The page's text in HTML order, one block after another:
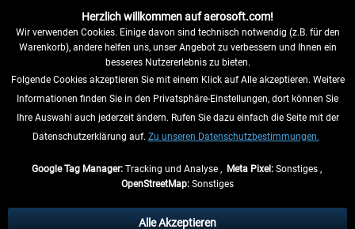
VERTRAG WIDERRUFEN
INFORMATIONEN
anders beschrieben.
Herzlich willkommen auf aerosoft.com!
Wir verwenden Cookies. Einige davon sind technisch notwendig (z.B. für den
Warenkorb), andere helfen uns, unser Angebot zu verbessern und Ihnen ein
besseres Nutzererlebnis zu bieten.
Folgende Cookies akzeptieren Sie mit einem Klick auf Alle akzeptieren. Weitere
Informationen finden Sie in den Privatsphäre-Einstellungen, dort können Sie
Ihre Auswahl auch jederzeit ändern. Rufen Sie dazu einfach die Seite mit der
Datenschutzerklärung auf. Zu unseren Datenschutzbestimmungen.
Google Tag Manager:Tracking und Analyse , Meta Pixel:Sonstiges ,
OpenStreetMap: Sonstiges
Alle Akzeptieren